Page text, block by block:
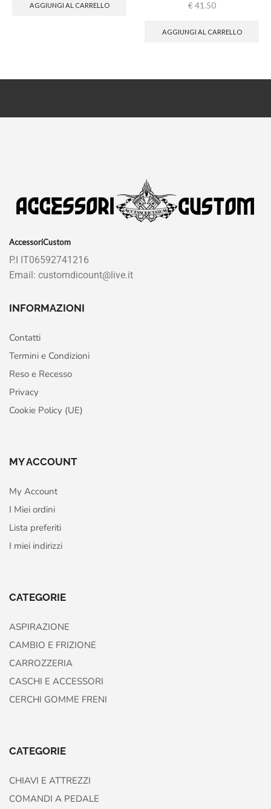
AGGIUNGI AL CARRELLO
€ 41.50
AGGIUNGI AL CARRELLO
AccessoriCustom
P.I IT06592741216
Email: customdicount@live.it
INFORMAZIONI
Contatti
Termini e Condizioni
Reso e Recesso
Privacy
Cookie Policy (UE)
MY ACCOUNT
My Account
I Miei ordini
Lista preferiti
I miei indirizzi
CATEGORIE
ASPIRAZIONE
CAMBIO E FRIZIONE
CARROZZERIA
CASCHI E ACCESSORI
CERCHI GOMME FRENI
CATEGORIE
CHIAVI E ATTREZZI
COMANDI A PEDALE